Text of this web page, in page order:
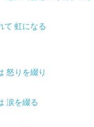
想詩（おもいうた）』が
て 虹になる
怒りを綴り
涙を綴る